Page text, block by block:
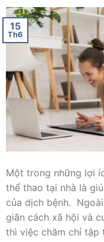
15
Th6
Một trong những lợi
thể thao tại nhà là
của dịch bệnh.
giãn cách xã hội và
thì việc chăm chỉ